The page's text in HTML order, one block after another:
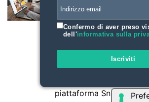
Acer espande il
nuovi laptop basati
Snapdragon
convertibile premium
Snapdragon X2 Series,
piattaforma Snapdragon
Confermo di aver preso
dell'informativa sulla
Iscriviti